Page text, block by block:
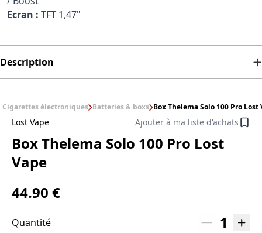
Ecran : TFT 1,47"
Description
Cigarettes électroniques Batteries & boxs Box Thelema Solo 100 Pro Lost
Lost Vape Ajouter à ma liste d'achats
Box Thelema Solo 100 Pro Lost
Vape
44.90 €
Quantité 1